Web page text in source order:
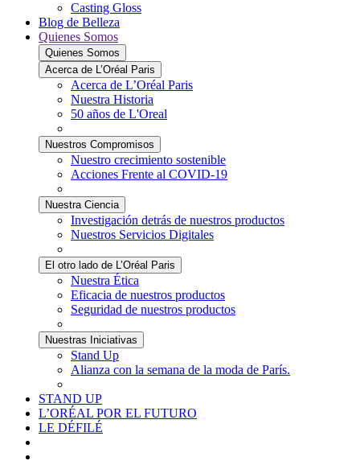
Casting Gloss
Blog de Belleza
Quienes Somos
Quienes Somos
Acerca de L’Oréal Paris
Acerca de L’Oréal Paris
Nuestra Historia
50 años de L'Oreal
Nuestros Compromisos
Nuestro crecimiento sostenible
Acciones Frente al COVID-19
Nuestra Ciencia
Investigación detrás de nuestros productos
Nuestros Servicios Digitales
El otro lado de L’Oréal Paris
Nuestra Ética
Eficacia de nuestros productos
Seguridad de nuestros productos
Nuestras Iniciativas
Stand Up
Alianza con la semana de la moda de París.
STAND UP
L’ORÉAL POR EL FUTURO
LE DÉFILÉ